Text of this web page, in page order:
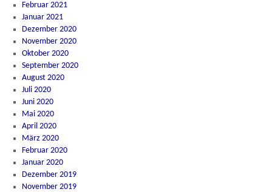
Februar 2021
Januar 2021
Dezember 2020
November 2020
Oktober 2020
September 2020
August 2020
Juli 2020
Juni 2020
Mai 2020
April 2020
März 2020
Februar 2020
Januar 2020
Dezember 2019
November 2019